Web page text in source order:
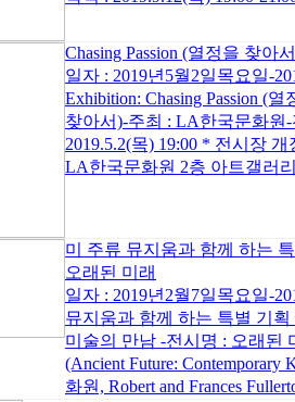
Chasing Passion (열정을 찾아
일자 : 2019년5월2일목요일-
Exhibition: Chasing Passion (
찾아서)-주최 : LA한국문화원-
2019.5.2(목) 19:00 * 전시장 개
LA한국문화원 2층 아트갤러리
미 주류 뮤지움과 함께 하는
오래된 미래
일자 : 2019년2월7일목요일-
뮤지움과 함께 하는 특별 기
미술의 만남 -전시명 : 오래된
(Ancient Future: Contemporary
화원, Robert and Frances